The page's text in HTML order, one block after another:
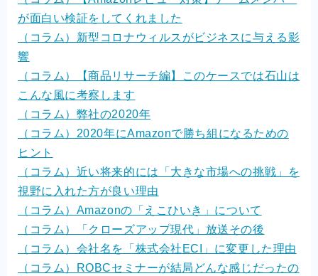
が面白い検証をしてくれました
（コラム）新型コロナウィルスがビジネスに与える影
響
（コラム）【商品リサーチ編】このケースでは石山は
こんな風に考察します
（コラム）弊社の2020年
（コラム）2020年にAmazonで勝ち組になるための
ヒント
（コラム）近い将来的には「大きな市場への挑戦」を
視野に入れた方が良い理由
（コラム）Amazonの「えこひいき」について
（コラム）「クローズアップ現代」放送その後
（コラム）会社名を「株式会社ECI」に変更した理由
（コラム）ROBCセミナーが結局どんな感じだったの